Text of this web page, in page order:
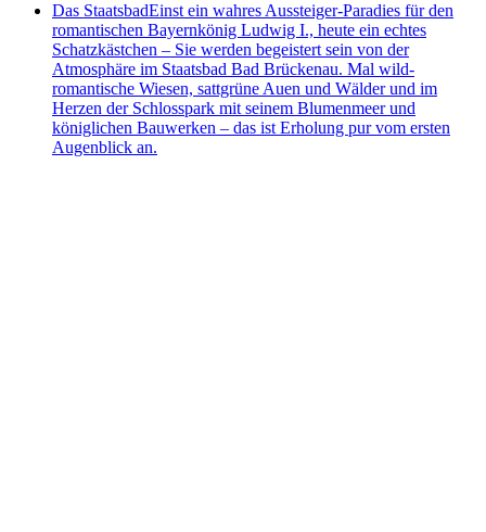
Das StaatsbadEinst ein wahres Aussteiger-Paradies für den
romantischen Bayernkönig Ludwig I., heute ein echtes
Schatzkästchen – Sie werden begeistert sein von der
Atmosphäre im Staatsbad Bad Brückenau. Mal wild-
romantische Wiesen, sattgrüne Auen und Wälder und im
Herzen der Schlosspark mit seinem Blumenmeer und
königlichen Bauwerken – das ist Erholung pur vom ersten
Augenblick an.